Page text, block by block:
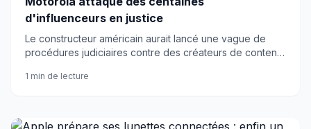
d'influenceurs en justice
Le constructeur américain aurait lancé une vague de
procédures judiciaires contre des créateurs de contenu.
confirmé officiellement.
1 min de lecture